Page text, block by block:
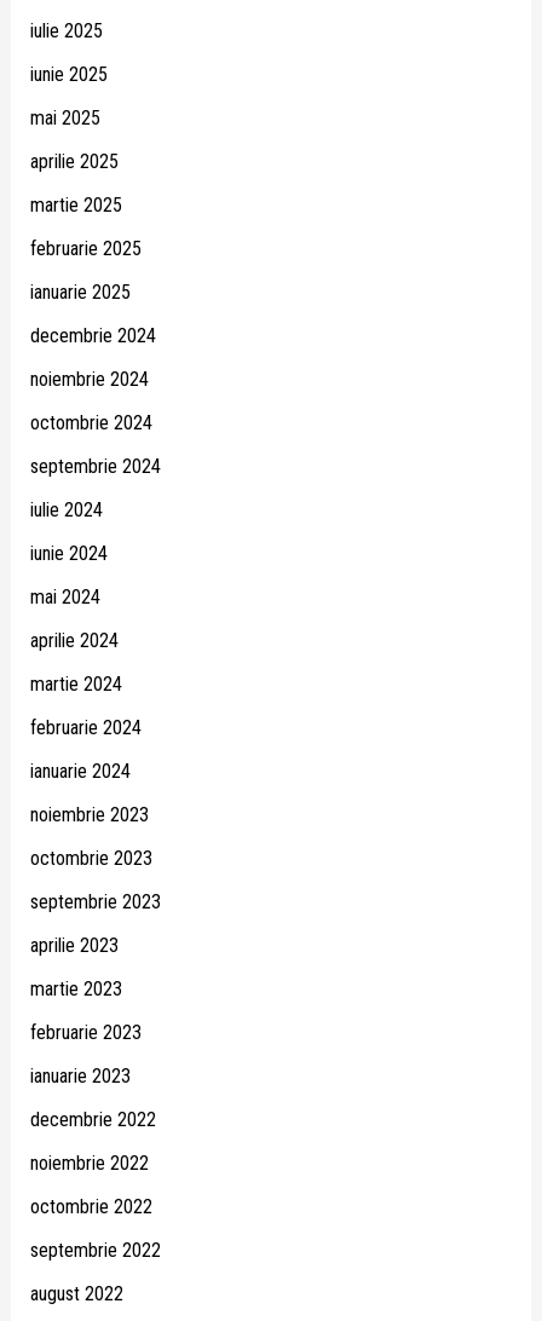
iulie 2025
iunie 2025
mai 2025
aprilie 2025
martie 2025
februarie 2025
ianuarie 2025
decembrie 2024
noiembrie 2024
octombrie 2024
septembrie 2024
iulie 2024
iunie 2024
mai 2024
aprilie 2024
martie 2024
februarie 2024
ianuarie 2024
noiembrie 2023
octombrie 2023
septembrie 2023
aprilie 2023
martie 2023
februarie 2023
ianuarie 2023
decembrie 2022
noiembrie 2022
octombrie 2022
septembrie 2022
august 2022